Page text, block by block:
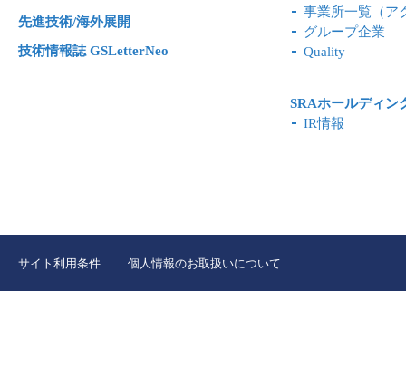
先進技術/海外展開
技術情報誌 GSLetterNeo
事業所一覧（ア
グループ企業
Quality
SRAホールディン
IR情報
サイト利用条件 個人情報のお取扱いについて